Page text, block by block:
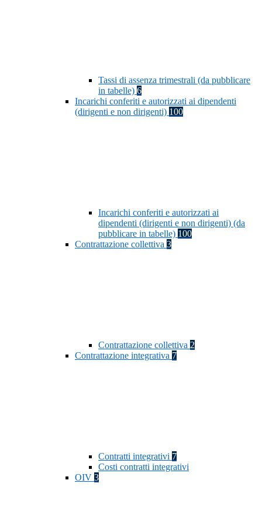
Tassi di assenza trimestrali (da pubblicare
in tabelle) 6
Incarichi conferiti e autorizzati ai dipendenti
(dirigenti e non dirigenti) 100
Incarichi conferiti e autorizzati ai
dipendenti (dirigenti e non dirigenti) (da
pubblicare in tabelle) 100
Contrattazione collettiva 3
Contrattazione collettiva 2
Contrattazione integrativa 7
Contratti integrativi 7
Costi contratti integrativi
OIV 3